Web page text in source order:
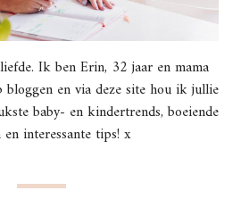
Ik ben Erin, 32 jaar en mama
en via deze site hou ik jullie
baby- en kindertrends, boeiende
interessante tips! x